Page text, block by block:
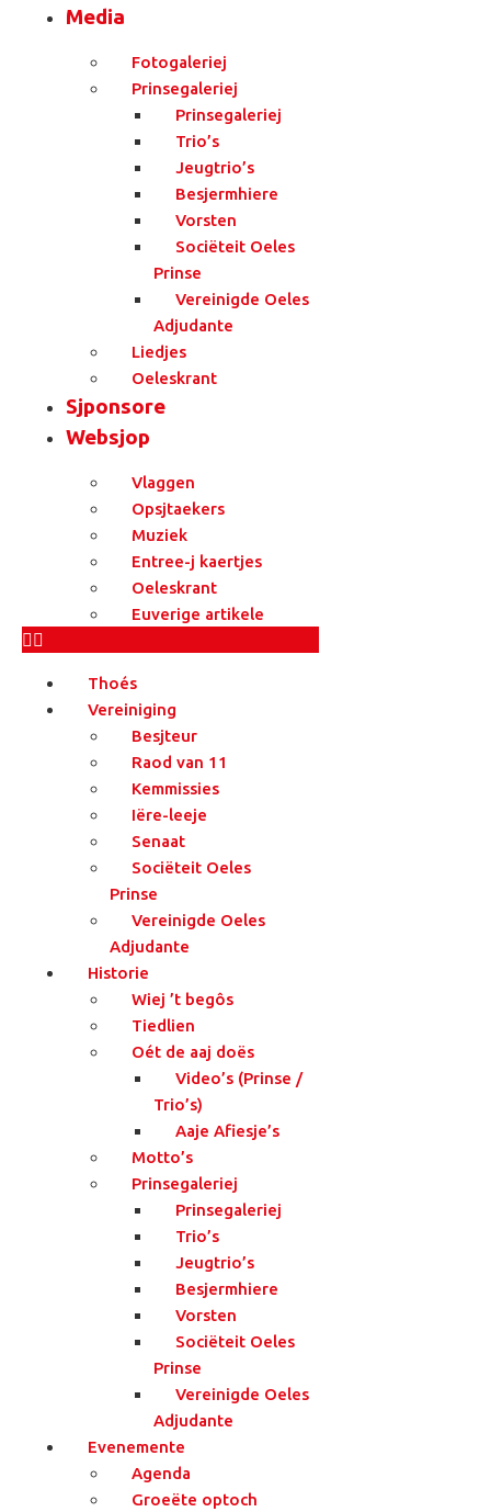
Media
Fotogaleriej
Prinsegaleriej
Prinsegaleriej
Trio’s
Jeugtrio’s
Besjermhiere
Vorsten
Sociëteit Oeles
Prinse
Vereinigde Oeles
Adjudante
Liedjes
Oeleskrant
Sjponsore
Websjop
Vlaggen
Opsjtaekers
Muziek
Entree-j kaertjes
Oeleskrant
Euverige artikele
Thoés
Vereiniging
Besjteur
Raod van 11
Kemmissies
Iëre-leeje
Senaat
Sociëteit Oeles
Prinse
Vereinigde Oeles
Adjudante
Historie
Wiej ’t begôs
Tiedlien
Oét de aaj doës
Video’s (Prinse /
Trio’s)
Aaje Afiesje’s
Motto’s
Prinsegaleriej
Prinsegaleriej
Trio’s
Jeugtrio’s
Besjermhiere
Vorsten
Sociëteit Oeles
Prinse
Vereinigde Oeles
Adjudante
Evenemente
Agenda
Groeëte optoch